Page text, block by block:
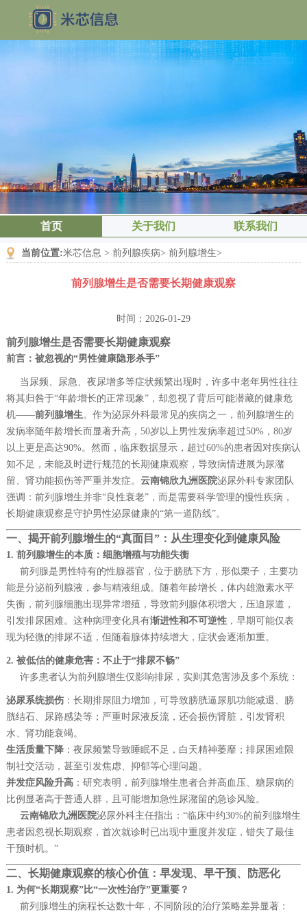
首页 关于我们 联系我们
当前位置:米芯信息 >前列腺疾病>前列腺增生>
前列腺增生是否需要长期健康观察
时间：2026-01-29
前列腺增生是否需要长期健康观察
前言：被忽视的“男性健康隐形杀手”
当尿频、尿急、夜尿增多等症状频繁出现时，许多中老年男性往往
将其归咎于“年龄增长的正常现象”，却忽视了背后可能潜藏的健康危
机——前列腺增生 。作为泌尿外科最常见的疾病之一，前列腺增生的
发病率随年龄增长而显著升高，50岁以上男性发病率超过50%，80岁
以上更是高达90%。然而，临床数据显示，超过60%的患者因对疾病认
知不足，未能及时进行规范的长期健康观察，导致病情进展为尿潴
留、肾功能损伤等严重并发症。 云南锦欣九洲医院泌尿外科专家团队
强调：前列腺增生并非“良性衰老”，而是需要科学管理的慢性疾病，
长期健康观察是守护男性泌尿健康的“第一道防线”。
一、揭开前列腺增生的“真面目”：从生理变化到健康风险
1. 前列腺增生的本质：细胞增殖与功能失衡
前列腺是男性特有的性腺器官，位于膀胱下方，形似栗子，主要功
能是分泌前列腺液，参与精液组成。随着年龄增长，体内雄激素水平
失衡，前列腺细胞出现异常增殖，导致前列腺体积增大，压迫尿道，
引发排尿困难。这种病理变化具有渐进性和不可逆性，早期可能仅表
现为轻微的排尿不适，但随着腺体持续增大，症状会逐渐加重。
2. 被低估的健康危害：不止于“排尿不畅”
许多患者认为前列腺增生仅影响排尿，实则其危害涉及多个系统：
泌尿系统损伤：长期排尿阻力增加，可导致膀胱逼尿肌功能减退、膀
胱结石、尿路感染等；严重时尿液反流，还会损伤肾脏，引发肾积
水、肾功能衰竭。
生活质量下降：夜尿频繁导致睡眠不足，白天精神萎靡；排尿困难限
制社交活动，甚至引发焦虑、抑郁等心理问题。
并发症风险升高：研究表明，前列腺增生患者合并高血压、糖尿病的
比例显著高于普通人群，且可能增加急性尿潴留的急诊风险。
云南锦欣九洲医院泌尿外科主任指出：“临床中约30%的前列腺增生
患者因忽视长期观察，首次就诊时已出现中重度并发症，错失了最佳
干预时机。”
二、长期健康观察的核心价值：早发现、早干预、防恶化
1. 为何“长期观察”比“一次性治疗”更重要？
前列腺增生的病程长达数十年，不同阶段的治疗策略差异显著：